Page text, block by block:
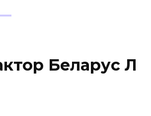
Беларус Л